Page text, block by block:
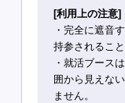
[利用上の注意]
・完全に遮音
持参されるこ
・就活ブース
囲から見えな
ません。